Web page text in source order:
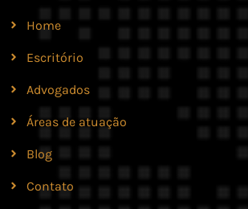
Home
Escritório
Advogados
Áreas de atuação
Blog
Contato